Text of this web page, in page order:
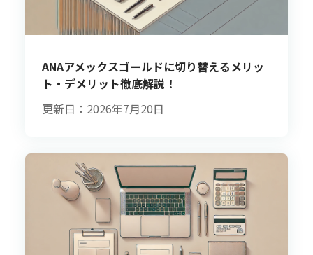
ANAアメックスゴールドに切り替えるメリッ
ト・デメリット徹底解説！
更新日：2026年7月20日